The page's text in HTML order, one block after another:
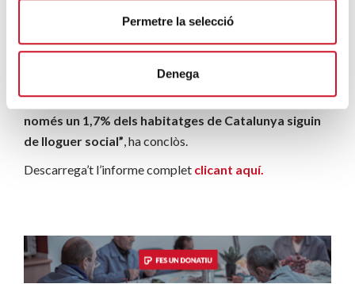
Permetre la selecció
Denega
les mesures urgents per fer front a l’emergència
habitacionals, i que concentrin els esforços en l’augment
del parc d’habitatge social.És incomprensible que
només un 1,7% dels habitatges de Catalunya siguin
de lloguer social”, ha conclòs.
Descarrega’t l’informe complet clicant aquí.